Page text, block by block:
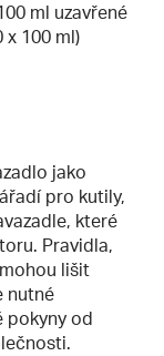
ml uzavřené
100 ml)
jako
pro kutily,
které
Pravidla,
lišit
nutné
pokyny od